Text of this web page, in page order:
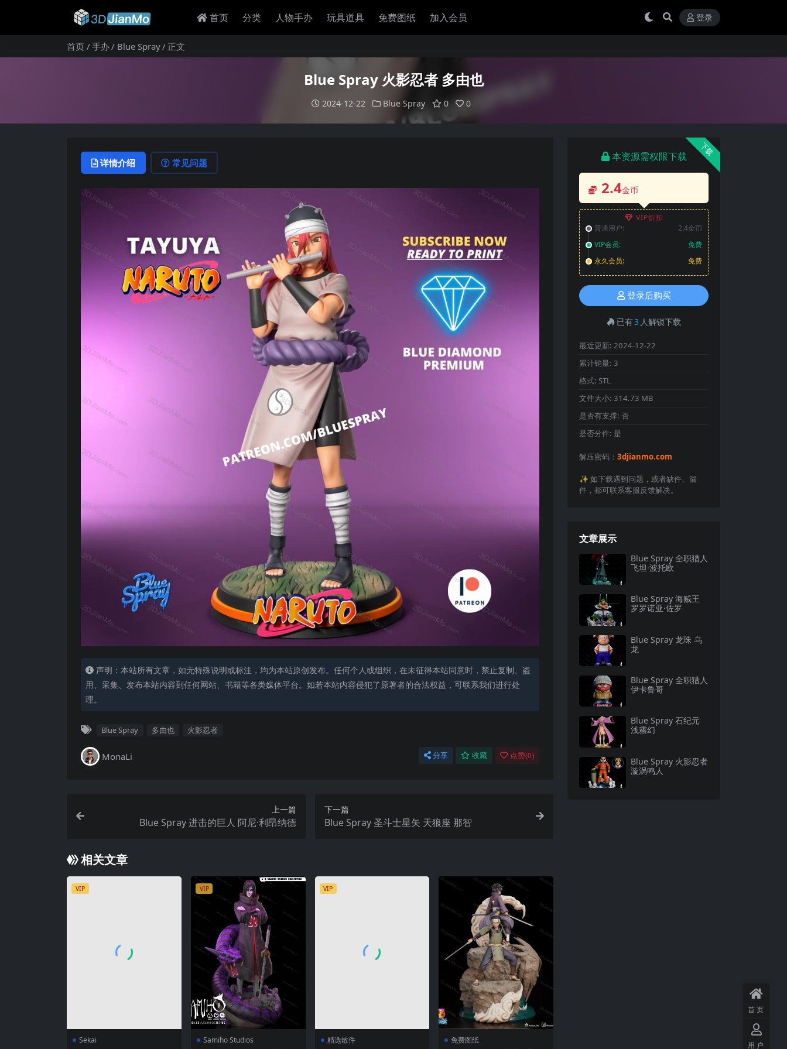
首页 分类 人物手办 玩具道具 免费图纸 加入会员 登录
首页 手办 Blue Spray 正文
Blue Spray 火影忍者 多由也
2024-12-22 Blue Spray 0 0
详情介绍 常见问题
声明：本站所有文章，如无特殊说明或标注，均为本站原创发布。任何个人或组织，在未征得本站同意时，禁止复制、盗
用、采集、发布本站内容到任何网站、书籍等各类媒体平台。如若本站内容侵犯了原著者的合法权益，可联系我们进行处
理。
Blue Spray 多由也 火影忍者
MonaLi 分享 收藏 点赞(0)
上一篇
Blue Spray 进击的巨人 阿尼·利昂纳德
下一篇
Blue Spray 圣斗士星矢 天狼座 那智
相关文章
VIP
Sekai
VIP
Samiho Studios
VIP
精选散件 免费图纸
下载
本资源需权限下载
2.4金币
VIP折扣
普通用户:
2.4金币
VIP会员:
免费
永久会员:
免费
登录后购买
已有3 人解锁下载
最近更新: 2024-12-22
累计销量: 3
格式: STL
文件大小: 314.73 MB
是否有支撑: 否
是否分件: 是
解压密码： 3djianmo.com
✨️ 如下载遇到问题，或者缺件、漏
件，都可联系客服反馈解决。
文章展示
Blue Spray 全职猎人
飞坦·波托欧
Blue Spray 海贼王
罗罗诺亚·佐罗
Blue Spray 龙珠 乌
龙
Blue Spray 全职猎人
伊卡鲁哥
Blue Spray 石纪元
浅霧幻
Blue Spray 火影忍者
漩涡鸣人
首页
用户